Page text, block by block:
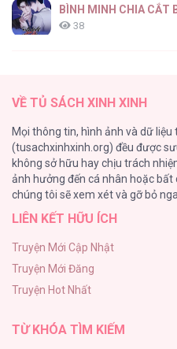
BÌNH MINH CHIA CẮT
38
26
Rổn Nước Lì
26
Tuyển Tập Manhwa
Phạm Luật
25
VỀ TỦ SÁCH XINH XINH
Mọi thông tin, hình ảnh và dữ
(tusachxinhxinh.org) đều được
không sở hữu hay chịu trách
ảnh hưởng đến cá nhân hoặc bất
chúng tôi sẽ xem xét và gỡ bỏ
LIÊN KẾT HỮU ÍCH
Truyện Mới Cập Nhật
Truyện Mới Đăng
Truyện Hot Nhất
TỪ KHÓA TÌM KIẾM